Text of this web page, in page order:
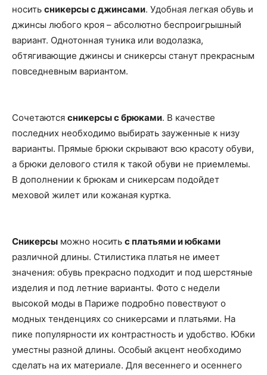
носить сникерсы с джинсами. Удобная легкая обувь и
джинсы любого кроя – абсолютно беспроигрышный
вариант. Однотонная туника или водолазка,
обтягивающие джинсы и сникерсы станут прекрасным
повседневным вариантом.
Сочетаются сникерсы с брюками. В качестве
последних необходимо выбирать зауженные к низу
варианты. Прямые брюки скрывают всю красоту обуви,
а брюки делового стиля к такой обуви не приемлемы.
В дополнении к брюкам и сникерсам подойдет
меховой жилет или кожаная куртка.
Сникерсы можно носить с платьями и юбками
различной длины. Стилистика платья не имеет
значения: обувь прекрасно подходит и под шерстяные
изделия и под летние варианты. Фото с недели
высокой моды в Париже подробно повествуют о
модных тенденциях со сникерсами и платьями. На
пике популярности их контрастность и удобство. Юбки
уместны разной длины. Особый акцент необходимо
сделать на их материале. Для весеннего и осеннего